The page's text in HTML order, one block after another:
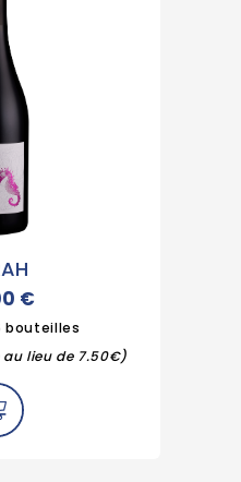
€
bouteilles
lieu de 7.50€)